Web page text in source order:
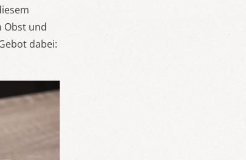
Obst und
dabei: